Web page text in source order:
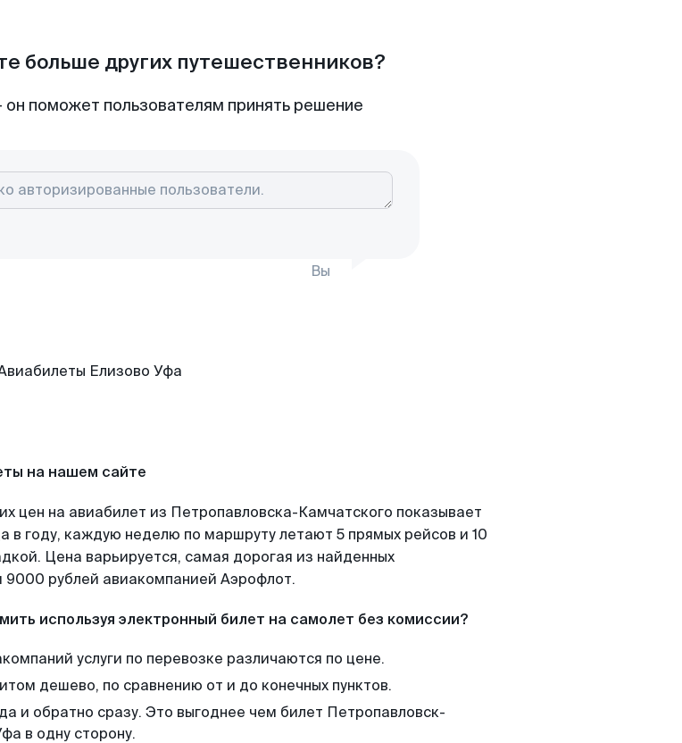
больше других путешественников?
поможет пользователям принять решение
Вы
на нашем сайте
цен на авиабилет из Петропавловска-Камчатского показывает
в году, каждую неделю по маршруту летают 5 прямых рейсов и 10
Цена варьируется, самая дорогая из найденных
9000 рублей авиакомпанией Аэрофлот.
используя электронный билет на самолет без комиссии?
услуги по перевозке различаются по цене.
дешево, по сравнению от и до конечных пунктов.
и обратно сразу. Это выгоднее чем билет Петропавловск-
в одну сторону.